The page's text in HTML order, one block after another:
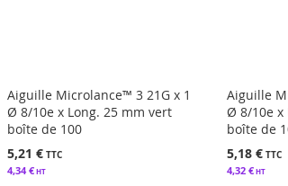
Aiguille Microlance™ 3 21G x 1
Ø 8/10e x Long. 25 mm vert
boîte de 100
5,21 €
4,34 €
Aiguille
Ø 8/10e x
boîte de
5,18 €
4,32 €